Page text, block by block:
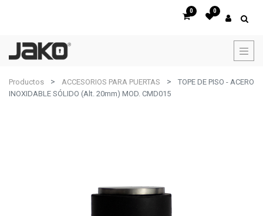
0 0
Productos ACCESORIOS PARA PUERTAS
TOPE DE PISO - ACERO
INOXIDABLE SÓLIDO (Alt. 20mm) MOD. CMD015